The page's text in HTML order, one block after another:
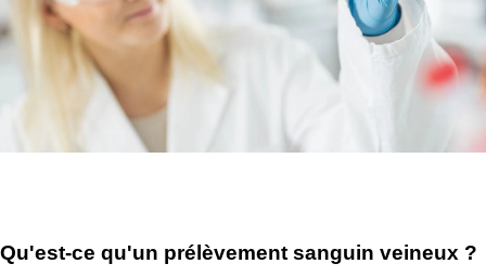
Qu'est-ce qu'un prélèvement sanguin veineux ?